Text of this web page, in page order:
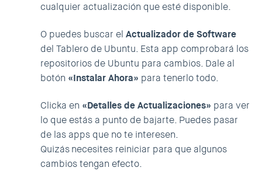
cualquier actualización que esté disponible.
O puedes buscar el Actualizador de Software
del Tablero de Ubuntu. Esta app comprobará los
repositorios de Ubuntu para cambios. Dale al
botón «Instalar Ahora» para tenerlo todo.
Clicka en «Detalles de Actualizaciones» para ver
lo que estás a punto de bajarte. Puedes pasar
de las apps que no te interesen.
Quizás necesites reiniciar para que algunos
cambios tengan efecto.